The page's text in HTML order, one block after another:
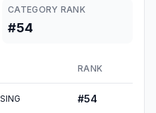
CATEGORY RANK
#54
RANK
#54